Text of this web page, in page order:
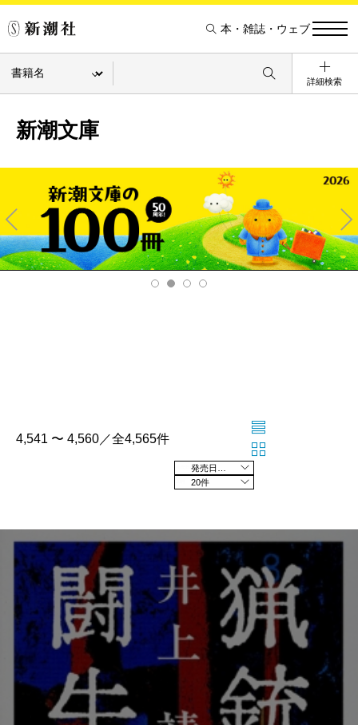
本・雑誌・ウェブ
詳細検索
新潮文庫
Pre
v
Ne
xt
4,541 〜 4,560／全4,565件
20件